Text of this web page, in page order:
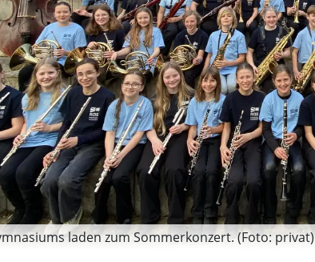
laden zum Sommerkonzert. (Foto: privat)